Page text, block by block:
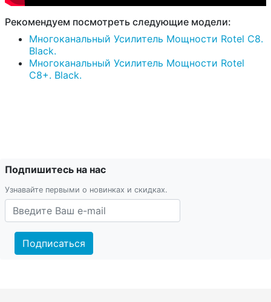
Рекомендуем посмотреть следующие модели:
Многоканальный Усилитель Мощности Rotel C8.
Black.
Многоканальный Усилитель Мощности Rotel
C8+. Black.
Подпишитесь на нас
Узнавайте первыми о новинках и скидках.
Подписаться